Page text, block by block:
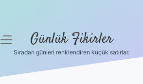
menüyü Günlük Fikirler
Sıradan günleri renklendiren küçük satırlar.